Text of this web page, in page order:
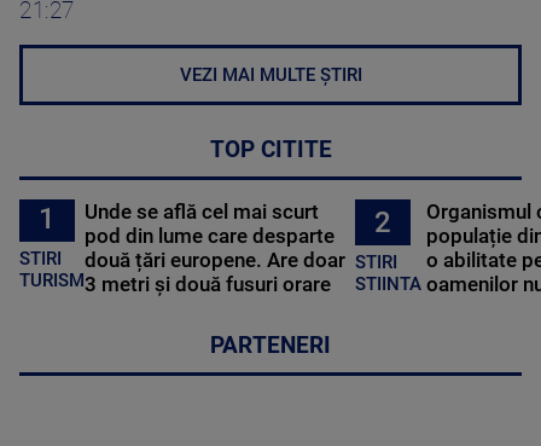
21:27
VEZI MAI MULTE ȘTIRI
TOP CITITE
1
STIRI
TURISM
Unde se află cel mai scurt
pod din lume care desparte
două țări europene. Are doar
3 metri și două fusuri orare
2
STIRI
STIINTA
Organismul
populație
o abilitate
oamenilor
PARTENERI